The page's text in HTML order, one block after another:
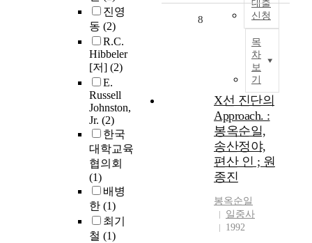
진영
동 (2)
R.C.
Hibbeler
[저] (2)
E.
Russell
Johnston,
Jr. (2)
한국
대학교육
협의회
(1)
배병
한 (1)
최기
철 (1)
대출
신청
목
차
보
기
8
X선 진단의
Approach. :
봉옥순일,
송산정야,
편산 인 ; 원
종진
봉옥순일
일중사
1992